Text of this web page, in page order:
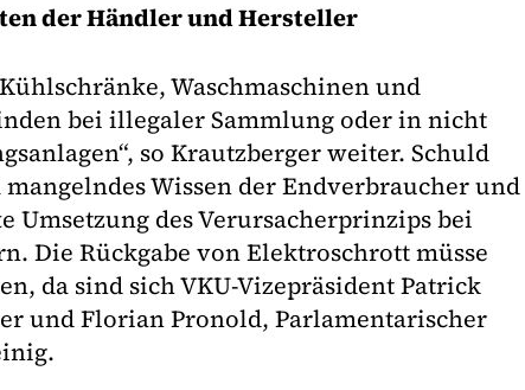
der Händler und Hersteller
Waschmaschinen und
bei illegaler Sammlung oder in nicht
so Krautzberger weiter. Schuld
Wissen der Endverbraucher und
Umsetzung des Verursacherprinzips bei
Die Rückgabe von Elektroschrott müsse
da sind sich VKU-Vizepräsident Patrick
und Florian Pronold, Parlamentarischer